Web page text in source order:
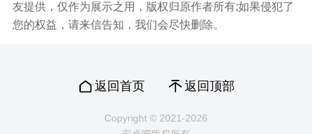
友提供，仅作为展示之用，版权归原作者所有;如果侵犯了
您的权益，请来信告知，我们会尽快删除。
返回首页 返回顶部
Copyright © 2021-2026